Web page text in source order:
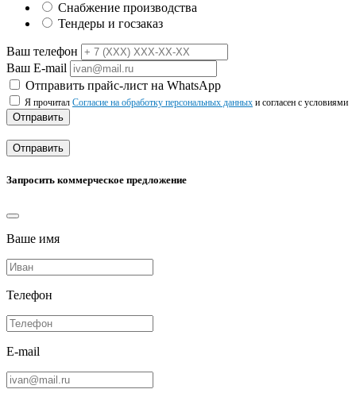
Снабжение производства
Тендеры и госзаказ
Ваш телефон
Ваш E-mail
Отправить прайс-лист на WhatsApp
Я прочитал Согласие на обработку персональных данных и согласен с условиями
Отправить
Отправить
Запросить коммерческое предложение
Ваше имя
Телефон
E-mail